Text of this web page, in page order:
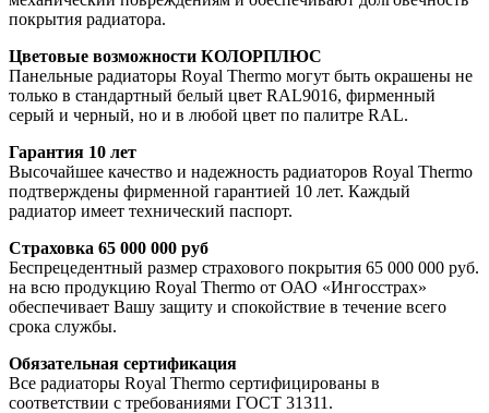
покрытия радиатора.
Цветовые возможности КОЛОРПЛЮС
Панельные радиаторы Royal Thermo могут быть окрашены не
только в стандартный белый цвет RAL9016, фирменный
серый и черный, но и в любой цвет по палитре RAL.
Гарантия 10 лет
Высочайшее качество и надежность радиаторов Royal Thermo
подтверждены фирменной гарантией 10 лет. Каждый
радиатор имеет технический паспорт.
Страховка 65 000 000 руб
Беспрецедентный размер страхового покрытия 65 000 000 руб.
на всю продукцию Royal Thermo от ОАО «Ингосстрах»
обеспечивает Вашу защиту и спокойствие в течение всего
срока службы.
Обязательная сертификация
Все радиаторы Royal Thermo сертифицированы в
соответствии с требованиями ГОСТ 31311.